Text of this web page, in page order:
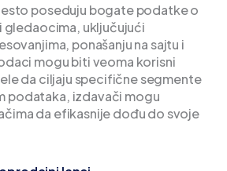
poseduju bogate podatke o
gledaocima, uključujući
ponašanju na sajtu i
mogu biti veoma korisni
da ciljaju specifične segmente
podataka, izdavači mogu
da efikasnije dođu do svoje